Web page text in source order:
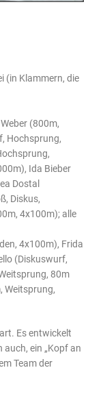
(in Klammern, die
(800m,
Hochsprung,
Ida Bieber
Dostal
Diskus,
4x100m); alle
4x100m), Frida
(Diskuswurf,
80m
Weitsprung,
Es entwickelt
auch, ein „Kopf an
Team der